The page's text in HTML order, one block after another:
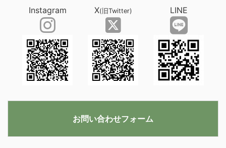
Instagram X(旧Twitter) LINE
お問い合わせフォーム